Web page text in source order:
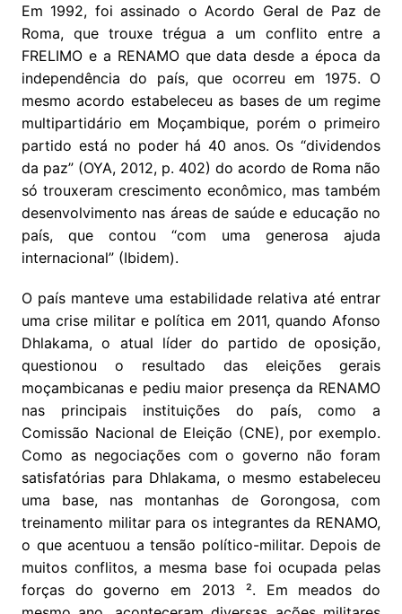
Em 1992, foi assinado o Acordo Geral de Paz de
Roma, que trouxe trégua a um conflito entre a
FRELIMO e a RENAMO que data desde a época da
independência do país, que ocorreu em 1975. O
mesmo acordo estabeleceu as bases de um regime
multipartidário em Moçambique, porém o primeiro
partido está no poder há 40 anos. Os “dividendos
da paz” (OYA, 2012, p. 402) do acordo de Roma não
só trouxeram crescimento econômico, mas também
desenvolvimento nas áreas de saúde e educação no
país, que contou “com uma generosa ajuda
internacional” (Ibidem).
O país manteve uma estabilidade relativa até entrar
uma crise militar e política em 2011, quando Afonso
Dhlakama, o atual líder do partido de oposição,
questionou o resultado das eleições gerais
moçambicanas e pediu maior presença da RENAMO
nas principais instituições do país, como a
Comissão Nacional de Eleição (CNE), por exemplo.
Como as negociações com o governo não foram
satisfatórias para Dhlakama, o mesmo estabeleceu
uma base, nas montanhas de Gorongosa, com
treinamento militar para os integrantes da RENAMO,
o que acentuou a tensão político-militar. Depois de
muitos conflitos, a mesma base foi ocupada pelas
forças do governo em 2013 ². Em meados do